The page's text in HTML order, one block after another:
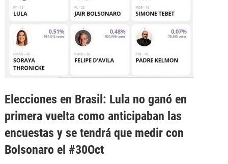
Elecciones en Brasil: Lula no ganó en
primera vuelta como anticipaban las
encuestas y se tendrá que medir con
Bolsonaro el #30Oct